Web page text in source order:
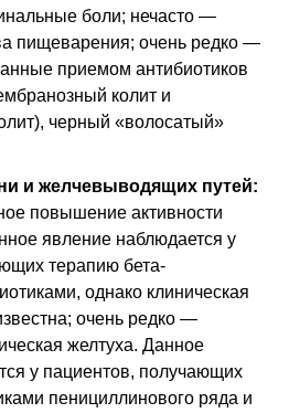
боли; нечасто —
пищеварения; очень редко —
приемом антибиотиков
колит и
черный «волосатый»
и желчевыводящих путей:
повышение активности
явление наблюдается у
терапию бета-
однако клиническая
очень редко —
желтуха. Данное
у пациентов, получающих
пенициллинового ряда и